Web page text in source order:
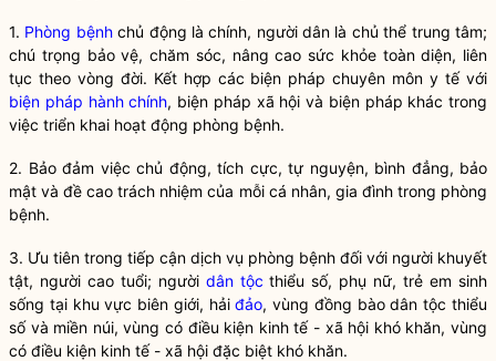
1. Phòng bệnhchủ động là chính, người dân là chủ thể trung tâm;
chú trọng bảo vệ, chăm sóc, nâng cao sức khỏe toàn diện, liên
tục theo vòng đời. Kết hợp các biện pháp chuyên môn y tế với
biện pháp hành chính, biện pháp xã hội và biện pháp khác trong
việc triển khai hoạt động phòng bệnh.
2. Bảo đảm việc chủ động, tích cực, tự nguyện, bình đẳng, bảo
mật và đề cao trách nhiệm của mỗi cá nhân, gia đình trong phòng
bệnh.
3. Ưu tiên trong tiếp cận dịch vụ phòng bệnh đối với người khuyết
tật, người cao tuổi; người dân tộc thiểu số, phụ nữ, trẻ em sinh
sống tại khu vực biên giới, hảiđảo, vùng đồng bàodân tộc thiểu
số và miền núi, vùng có điều kiện kinh tế - xã hội khó khăn, vùng
có điều kiện kinh tế - xã hội đặc biệt khó khăn.